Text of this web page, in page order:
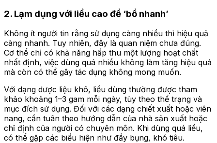
2. Lạm dụng với liều cao để ‘bổ nhanh’
Không ít người tin rằng sử dụng càng nhiều thì hiệu quả
càng nhanh. Tuy nhiên, đây là quan niệm chưa đúng.
Cơ thể chỉ có khả năng hấp thu một lượng hoạt chất
nhất định, việc dùng quá nhiều không làm tăng hiệu quả
mà còn có thể gây tác dụng không mong muốn.
Với dạng dược liệu khô, liều dùng thường được tham
khảo khoảng 1–3 gam mỗi ngày, tùy theo thể trạng và
mục đích sử dụng. Đối với các dạng chiết xuất hoặc viên
nang, cần tuân theo hướng dẫn của nhà sản xuất hoặc
chỉ định của người có chuyên môn. Khi dùng quá liều,
có thể gặp các biểu hiện như đầy bụng, khó tiêu.